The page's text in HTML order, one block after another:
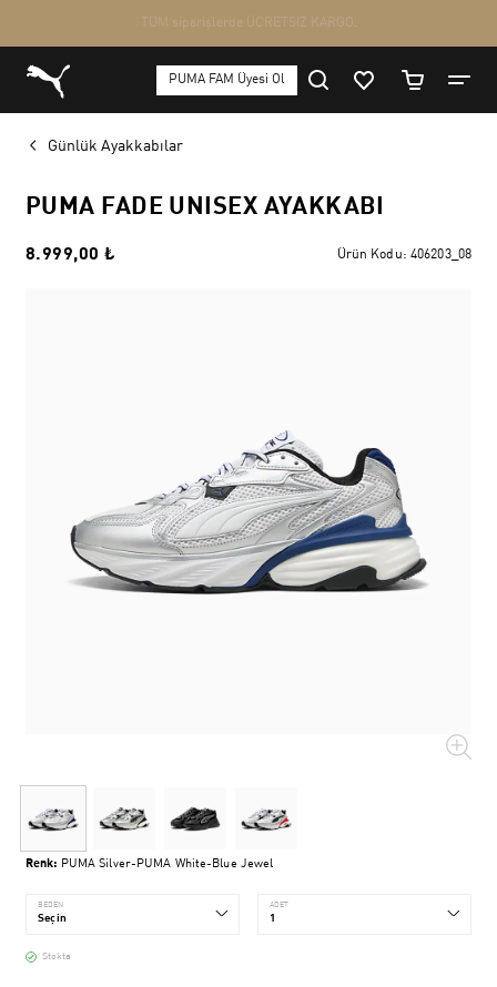
Günlük Ayakkabılar
PUMA FADE UNISEX AYAKKABI
8.999,00 ₺ Ürün Kodu: 406203_08
Renk: PUMA Silver-PUMA White-Blue Jewel
BEDEN ADET
Stokta